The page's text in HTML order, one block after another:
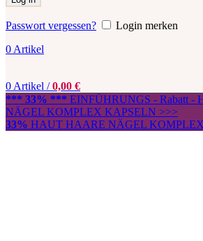
Passwort vergessen?
Login merken
0 Artikel
0 Artikel / 0,00 €
*** 33% *** EINFÜHRUNGS - Rabatt -
NÄGEL KOMPLEX KAPSELN >>>
33% HAUT HAARE NÄGEL